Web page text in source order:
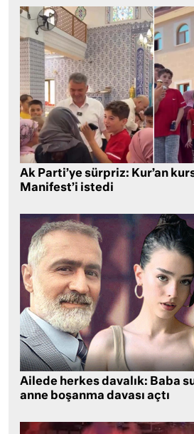
Ak Parti’ye sürpriz: Kur’an
Manifest’i istedi
Ailede herkes davalık: Baba
anne boşanma davası açtı